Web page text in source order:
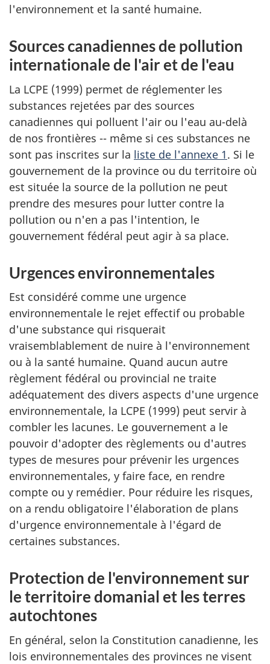
l'environnement et la santé humaine.
Sources canadiennes de pollution
internationale de l'air et de l'eau
La LCPE (1999) permet de réglementer les
substances rejetées par des sources
canadiennes qui polluent l'air ou l'eau au-delà
de nos frontières -- même si ces substances ne
sont pas inscrites sur la liste de l'annexe 1. Si le
gouvernement de la province ou du territoire où
est située la source de la pollution ne peut
prendre des mesures pour lutter contre la
pollution ou n'en a pas l'intention, le
gouvernement fédéral peut agir à sa place.
Urgences environnementales
Est considéré comme une urgence
environnementale le rejet effectif ou probable
d'une substance qui risquerait
vraisemblablement de nuire à l'environnement
ou à la santé humaine. Quand aucun autre
règlement fédéral ou provincial ne traite
adéquatement des divers aspects d'une urgence
environnementale, la LCPE (1999) peut servir à
combler les lacunes. Le gouvernement a le
pouvoir d'adopter des règlements ou d'autres
types de mesures pour prévenir les urgences
environnementales, y faire face, en rendre
compte ou y remédier. Pour réduire les risques,
on a rendu obligatoire l'élaboration de plans
d'urgence environnementale à l'égard de
certaines substances.
Protection de l'environnement sur
le territoire domanial et les terres
autochtones
En général, selon la Constitution canadienne, les
lois environnementales des provinces ne visent